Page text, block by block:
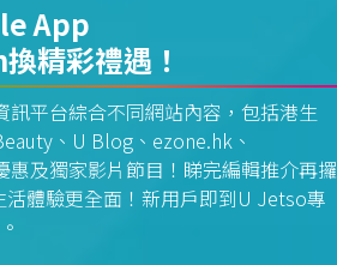
App
精彩禮遇！
平台綜合不同網站內容，包括港生
、U Blog、ezone.hk、
惠及獨家影片節目！睇完編輯推介再攞
體驗更全面！新用戶即到U Jetso專